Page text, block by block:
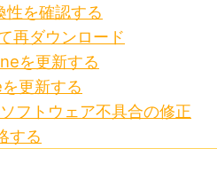
性を確認する
再ダウンロード
を更新する
更新する
フトウェア不具合の修正
する